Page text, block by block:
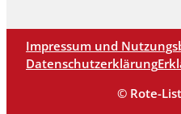
Impressum und
Datenschutzerklärung
© Rote-